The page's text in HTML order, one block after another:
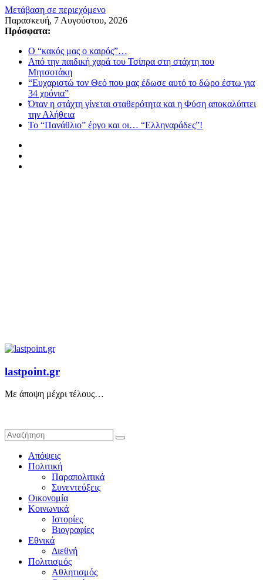
Μετάβαση σε περιεχόμενο
Παρασκευή, 7 Αυγούστου, 2026
Πρόσφατα:
Ο “κακός μας ο καιρός”…
Από την παιδική χαρά του Τσίπρα στη στάχτη του
Μητσοτάκη
“Ευχαριστώ τον Θεό που μας έδωσε αυτό το δώρο έστω για
34 χρόνια”
Όταν η στάχτη γίνεται σταθερότητα και η Φύση αποκαλύπτει
την Αλήθεια
Το “Πανάθλιο” έργο και οι… “Ελληναράδες”!
lastpoint.gr
Με άποψη μέχρι τέλους…
Απόψεις
Πολιτική
Παραπολιτικά
Συνεντεύξεις
Οικονομία
Κοινωνικά
Ιστορίες
Βιογραφίες
Εθνικά
Διεθνή
Πολιτισμός
Αθλητισμός